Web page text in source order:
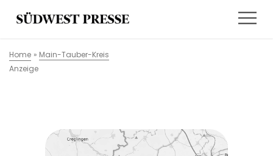
Home » Main-Tauber-Kreis
Anzeige